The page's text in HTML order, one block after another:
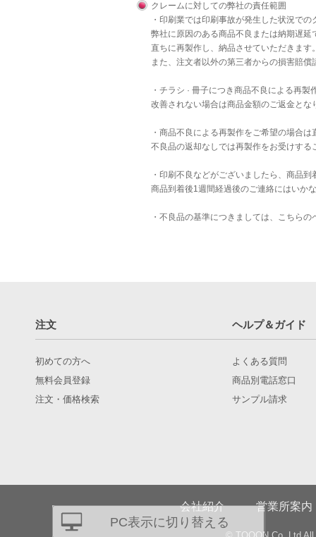
クレームに対しての弊社の責任範囲
・印刷業では印刷事故が発生した状況で
弊社に原因のある商品不良または納期遅
直ちに再製作し、納品させていただきま
また、注文者以外の第三者からの損害賠
・チラシ · 冊子につき商品不良による再
改善されない場合は商品金額のご返金と
・商品不良による再製作をご希望の場合
不良品の返却なしでは再製作をお受けする
・印刷不良などがございましたら、商品
商品到着後1週間経過後のご連絡にはいか
・不良品の基準につきましては、 こちらの
注文 ヘルプ＆ガイド
初めての方へ
無料会員登録
注文・価格検索
よくある質問
商品別電話窓口
サンプル請求
会社紹介 営業所案内
PC表示に切り替える